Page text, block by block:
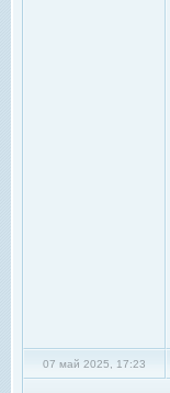
07 май 2025, 17:23